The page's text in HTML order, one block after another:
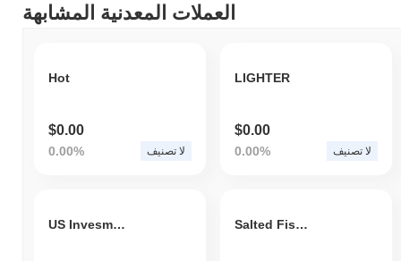
العملات المعدنية المشابهة
Hot
$0.00
0.00% لا تصنيف
LIGHTER
$0.00
0.00% لا تصنيف
US Invesment Plan Salted Fish Coin